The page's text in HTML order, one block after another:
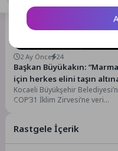
2 Ay Önce 24
Başkan Büyükakın:
için herkes elini taşın altına
koymalı”
Kocaeli Büyükşehir
COP’31 İklim Zirvesi’ne veri
Sempozyumu...
Rastgele İçerik